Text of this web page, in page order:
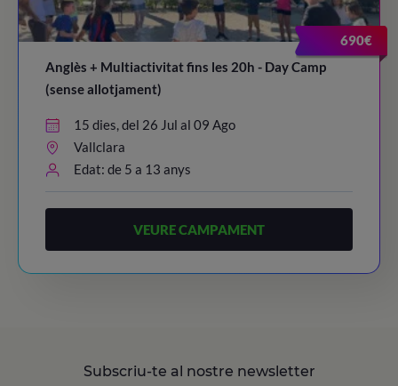
690€
Anglès + Multiactivitat fins les 20h - Day Camp
(sense allotjament)
15 dies, del 26 Jul al 09 Ago
Vallclara
Edat: de 5 a 13 anys
VEURE CAMPAMENT
Subscriu-te al nostre newsletter